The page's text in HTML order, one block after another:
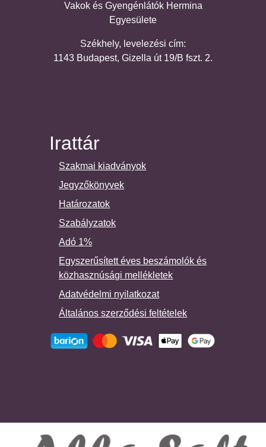
Vakok és Gyengénlátók Hermina
Egyesülete
Székhely, levelezési cím:
1143 Budapest, Gizella út 19/B fszt. 2.
Irattár
Szakmai kiadványok
Jegyzőkönyvek
Határozatok
Szabályzatok
Adó 1%
Egyszerűsített éves beszámolók és
közhasznúsági mellékletek
Adatvédelmi nyilatkozat
Általános szerződési feltételek